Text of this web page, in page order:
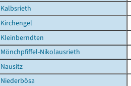
Kalbsrieth
Kirchengel
Kleinberndten
Mönchpfiffel-Nikolausrieth
Nausitz
Niederbösa